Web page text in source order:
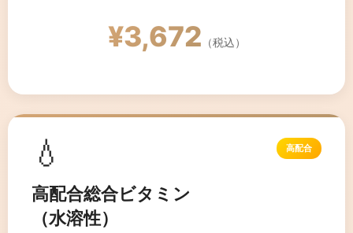
✓ 抗酸化作用を求める方
✓ 本格的な栄養サポートをしたい方
¥3,672 （税込）
💧 高配合
高配合総合ビタミン
（水溶性）